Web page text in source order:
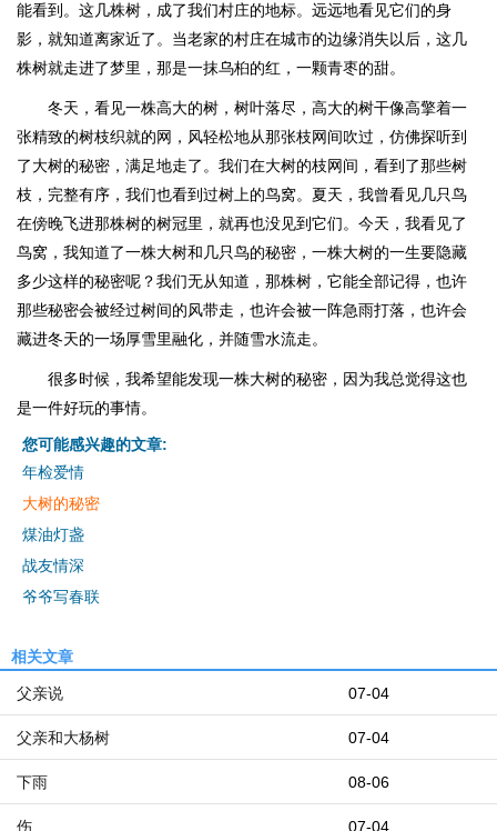
能看到。这几株树，成了我们村庄的地标。远远地看见它们的身
影，就知道离家近了。当老家的村庄在城市的边缘消失以后，这几
株树就走进了梦里，那是一抹乌桕的红，一颗青枣的甜。
冬天，看见一株高大的树，树叶落尽，高大的树干像高擎着一
张精致的树枝织就的网，风轻松地从那张枝网间吹过，仿佛探听到
了大树的秘密，满足地走了。我们在大树的枝网间，看到了那些树
枝，完整有序，我们也看到过树上的鸟窝。夏天，我曾看见几只鸟
在傍晚飞进那株树的树冠里，就再也没见到它们。今天，我看见了
鸟窝，我知道了一株大树和几只鸟的秘密，一株大树的一生要隐藏
多少这样的秘密呢？我们无从知道，那株树，它能全部记得，也许
那些秘密会被经过树间的风带走，也许会被一阵急雨打落，也许会
藏进冬天的一场厚雪里融化，并随雪水流走。
很多时候，我希望能发现一株大树的秘密，因为我总觉得这也
是一件好玩的事情。
您可能感兴趣的文章:
年检爱情
大树的秘密
煤油灯盏
战友情深
爷爷写春联
相关文章
07-04
父亲说
07-04
父亲和大杨树
08-06
下雨
07-04
伤